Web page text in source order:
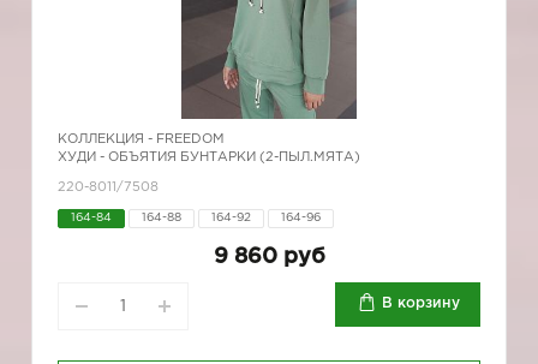
КОЛЛЕКЦИЯ - FREEDOM
ХУДИ - ОБЪЯТИЯ БУНТАРКИ (2-ПЫЛ.МЯТА)
220-8011/7508
164-84 164-88 164-92 164-96
9 860 руб
В корзину